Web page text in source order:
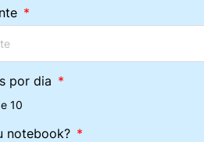
por dia
10
notebook?